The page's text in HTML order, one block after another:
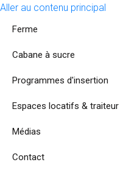
Aller au contenu principal
Ferme
Cabane à sucre
Programmes d'insertion
Espaces locatifs & traiteur
Médias
Contact